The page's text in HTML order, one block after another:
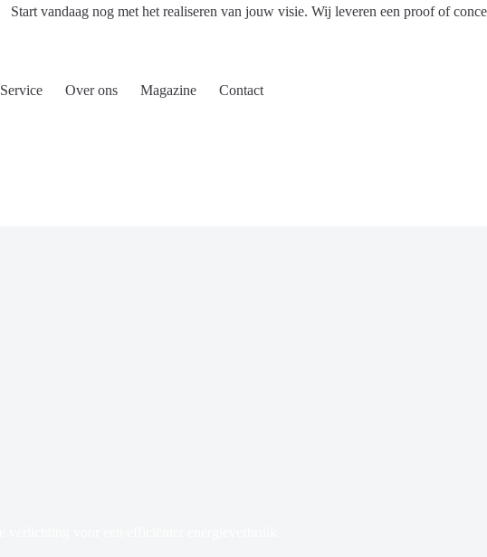
Start vandaag nog met het realiseren van jouw visie. Wij leveren een proof of
Service Over ons Magazine Contact